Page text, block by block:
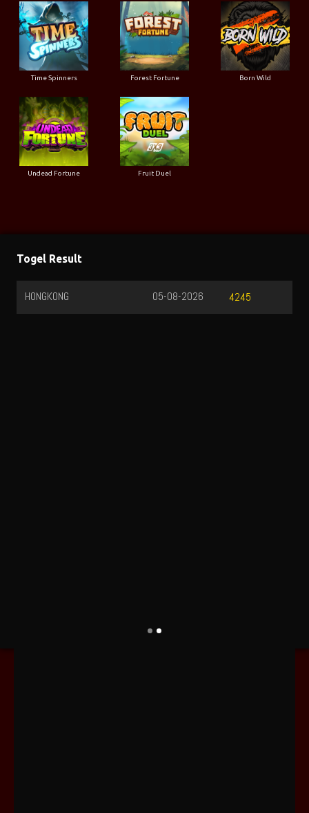
Time Spinners Forest Fortune Born Wild
Undead Fortune Fruit Duel
Togel Result
HONGKONG 4245
05-08-2026